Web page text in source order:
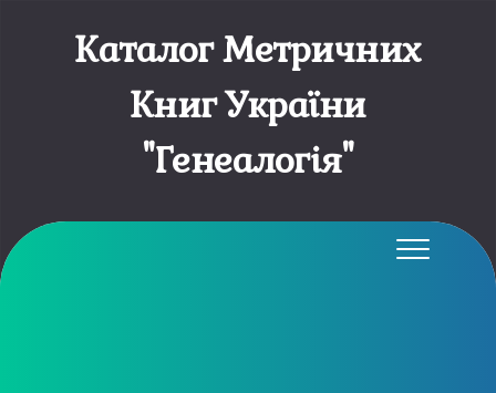
Каталог Метричних
Книг України
"Генеалогія"